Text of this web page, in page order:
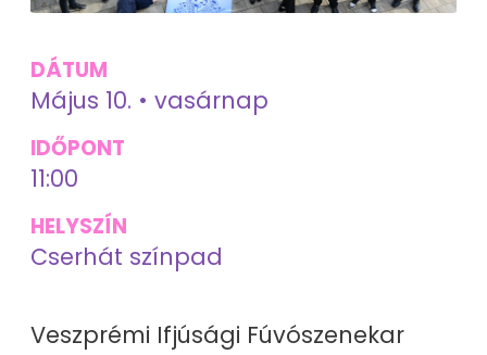
DÁTUM
Május 10. • vasárnap
IDŐPONT
11:00
HELYSZÍN
Cserhát színpad
Veszprémi Ifjúsági Fúvószenekar